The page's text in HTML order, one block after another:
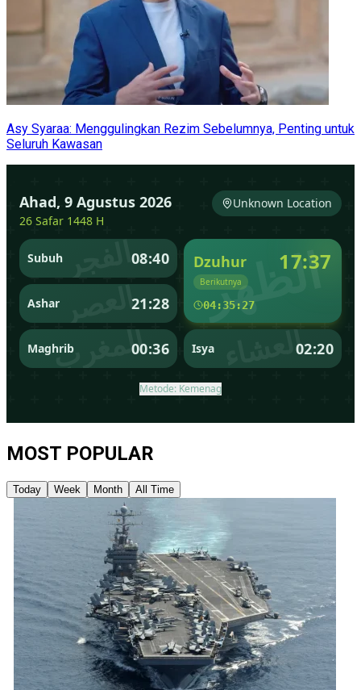
Asy Syaraa: Menggulingkan Rezim Sebelumnya, Penting untuk
Seluruh Kawasan
MOST POPULAR
Today Week Month All Time